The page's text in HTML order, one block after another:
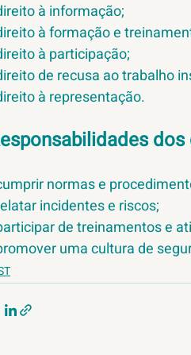
à informação;
à formação e
à participação;
de recusa ao trabalho
à representação.
normas e
incidentes e riscos;
de treinamentos e
uma cultura de